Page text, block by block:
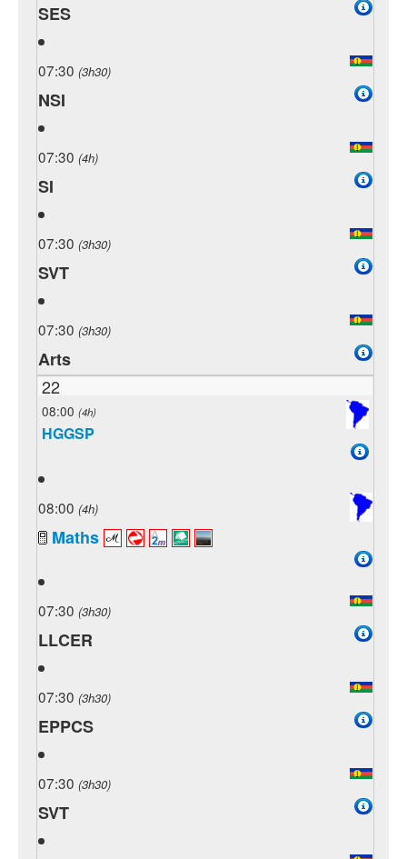
SES
07:30 (3h30)
NSI
07:30 (4h)
SI
07:30 (3h30)
SVT
07:30 (3h30)
Arts
22
08:00 (4h)
HGGSP
08:00 (4h)
Maths
07:30 (3h30)
LLCER
07:30 (3h30)
EPPCS
07:30 (3h30)
SVT